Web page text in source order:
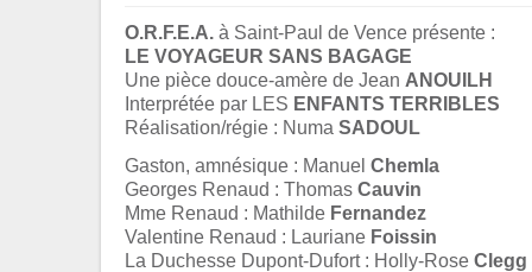
O.R.F.E.A. à Saint-Paul de Vence présente :
LE VOYAGEUR SANS BAGAGE
Une pièce douce-amère de Jean ANOUILH
Interprétée par LES ENFANTS TERRIBLES
Réalisation/régie : Numa SADOUL
Gaston, amnésique : Manuel Chemla
Georges Renaud : Thomas Cauvin
Mme Renaud : Mathilde Fernandez
Valentine Renaud : Lauriane Foissin
La Duchesse Dupont-Dufort : Holly-Rose Clegg